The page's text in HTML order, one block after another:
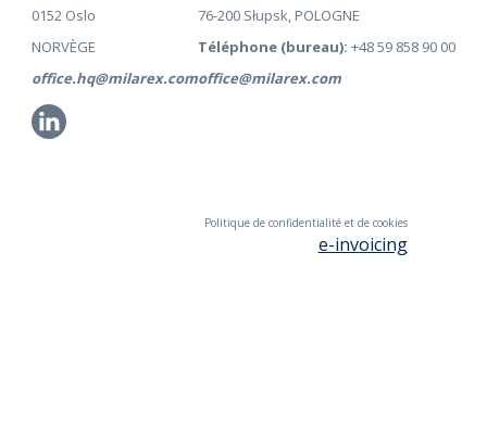
0152 Oslo
NORVÈGE
office.hq@milarex.com
Li
76-200 Słupsk, POLOGNE
Téléphone (bureau): +48 59 858 90 00
office@milarex.com
Politique de confidentialité et de cookies
e-invoicing